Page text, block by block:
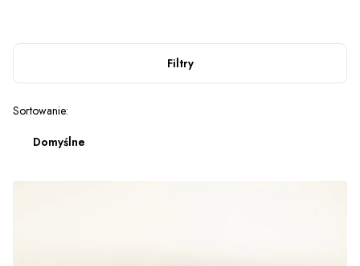
Filtry
Lista produktów
Sortowanie:
Domyślne